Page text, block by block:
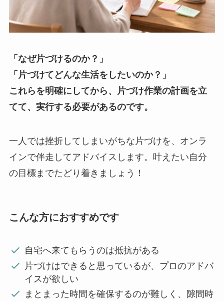
「なぜ片づけるのか？」
「片づけてどんな生活をしたいのか？」
これらを明確にしてから、片づけ作業の計画を立
てて、実行する必要があるのです。
一人では挫折してしまいがちな片づけを、オンラ
インで伴走してアドバイスします。叶えたい自分
の目標までたどり着きましょう！
こんな方におすすめです
自宅へ来てもらうのは抵抗がある
片づけはできると思っているが、プロのアドバ
イスが欲しい
まとまった時間を確保するのが難しく、隙間時